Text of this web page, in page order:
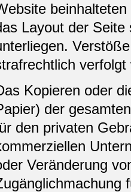
Layout der
verfolgt
Kopieren oder
der
den privaten
Veränderung